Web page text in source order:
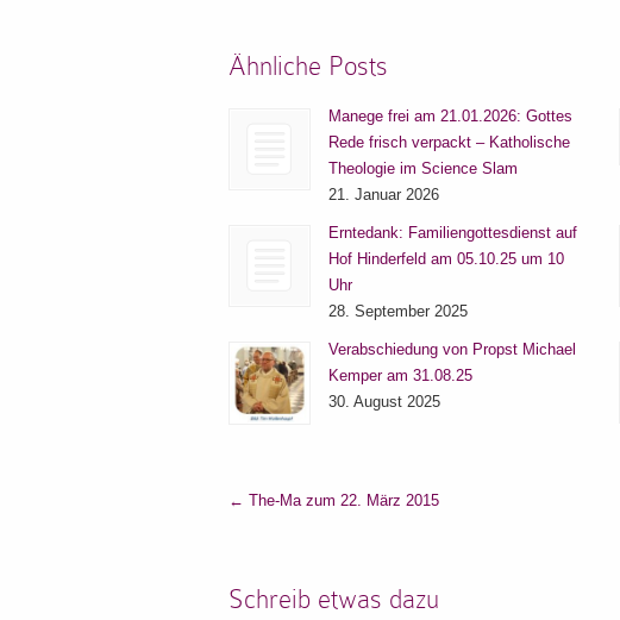
Ähnliche Posts
Manege frei am 21.01.2026: Gottes
Rede frisch verpackt – Katholische
Theologie im Science Slam
21. Januar 2026
Erntedank: Familiengottesdienst auf
Hof Hinderfeld am 05.10.25 um 10
Uhr
28. September 2025
Verabschiedung von Propst Michael
Kemper am 31.08.25
30. August 2025
← The-Ma zum 22. März 2015
Schreib etwas dazu